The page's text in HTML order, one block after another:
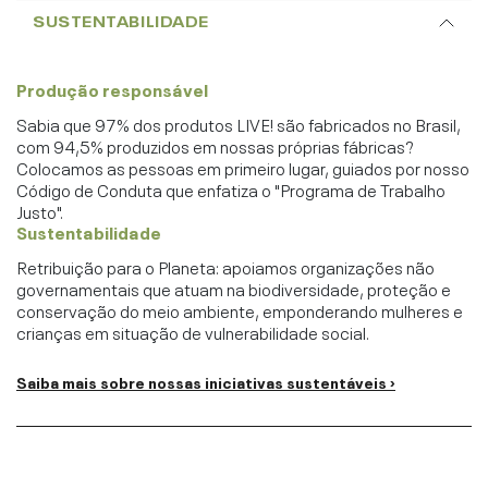
SUSTENTABILIDADE
Produção responsável
Sabia que 97% dos produtos LIVE! são fabricados no Brasil,
com 94,5% produzidos em nossas próprias fábricas?
Colocamos as pessoas em primeiro lugar, guiados por nosso
Código de Conduta que enfatiza o "Programa de Trabalho
Justo".
Sustentabilidade
Retribuição para o Planeta: apoiamos organizações não
governamentais que atuam na biodiversidade, proteção e
conservação do meio ambiente, emponderando mulheres e
crianças em situação de vulnerabilidade social.
Saiba mais sobre nossas iniciativas sustentáveis ›